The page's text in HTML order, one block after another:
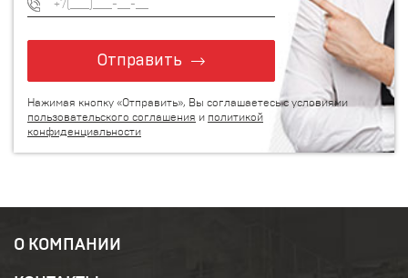
Отправить
Нажимая кнопку «Отправить», Вы соглашаетесь с условиями
пользовательского соглашения и политикой
конфиденциальности
О КОМПАНИИ